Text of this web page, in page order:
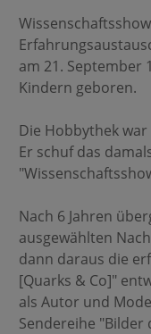
am 21. September
Kindern geboren.
Die Hobbythek
Er schuf das
Nach 6 Jahren
ausgewählten
dann daraus die
[Quarks & Co]"
als Autor und
Sendereihe "Bilder